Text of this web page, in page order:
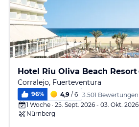
Hotel Riu Oliva Beach Resort
Corralejo, Fuerteventura
96% 4,9 / 6 3.501 Bewertungen
1 Woche · 25. Sept. 2026 - 03. Okt. 2026
Nürnberg